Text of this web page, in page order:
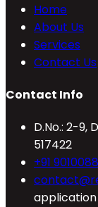
Home
About Us
Services
Contact Us
Contact Info
D.No.: 2-9,
517422
+91
application